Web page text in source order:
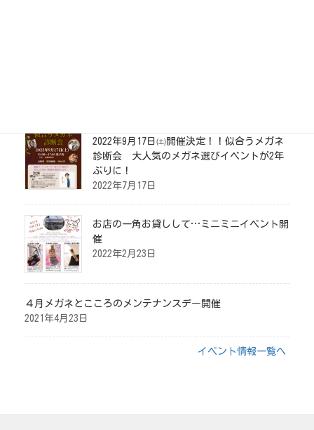
2022年9月17日㈯開催決定！！似合うメガネ
診断会 大人気のメガネ選びイベントが2年
ぶりに！
2022年7月17日
お店の一角お貸しして…ミニミニイベント開
催
2022年2月23日
４月メガネとこころのメンテナンスデー開催
2021年4月23日
イベント情報一覧へ